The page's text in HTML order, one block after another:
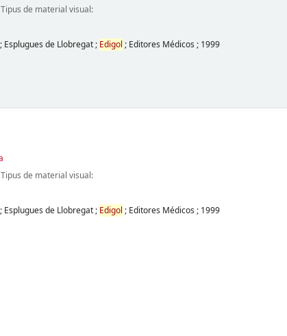
de material visual:
; Esplugues de Llobregat ; Edigol ; Editores Médicos ; 1999
de material visual:
; Esplugues de Llobregat; Edigol ; Editores Médicos ; 1999